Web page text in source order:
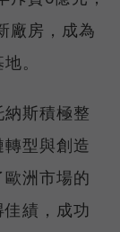
廠房，成為
。
斯積極整
型與創造
洲市場的
績，成功